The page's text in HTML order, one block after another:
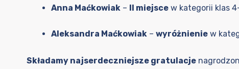
Anna Maćkowiak – II miejsce w kategorii klas
Aleksandra Maćkowiak – wyróżnienie w
Składamy najserdeczniejsze gratulacje